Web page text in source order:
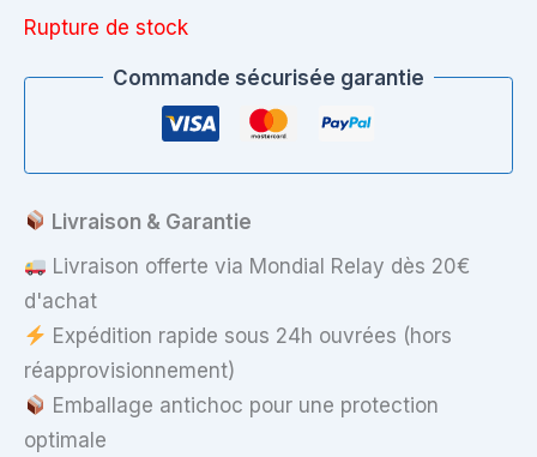
Rupture de stock
Commande sécurisée garantie
Livraison & Garantie
Livraison offerte via Mondial Relay dès 20€
d'achat
Expédition rapide sous 24h ouvrées (hors
réapprovisionnement)
Emballage antichoc pour une protection
optimale